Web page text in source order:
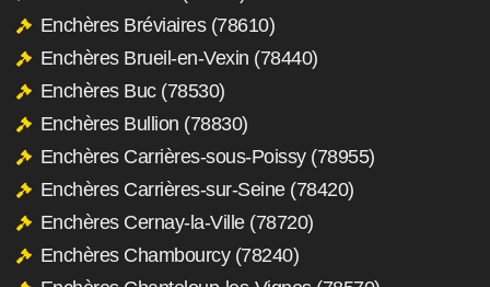
Enchères Bréviaires (78610)
Enchères Brueil-en-Vexin (78440)
Enchères Buc (78530)
Enchères Bullion (78830)
Enchères Carrières-sous-Poissy (78955)
Enchères Carrières-sur-Seine (78420)
Enchères Cernay-la-Ville (78720)
Enchères Chambourcy (78240)